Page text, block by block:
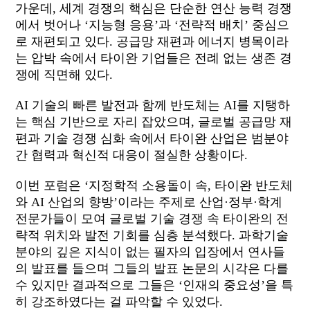
가운데 ,세계 경쟁의 핵심은 단순한 연산 능력 경쟁
에서 벗어나 ‘지능형 응용’과 ‘전략적 배치 ’ 중심으
로 재편되고 있다. 공급망 재편과 에너지
병목이라
는 압박 속에서 타이완 기업들은 전례 없는 생존 경
쟁에
직면해 있다.
AI 기술의 빠른 발전과 함께 반도체는 AI를 지탱하
는 핵심 기반으로 자리 잡았으며 , 글로벌 공급망 재
편과 기술 경쟁 심화 속에서 타이완 산업은 범분야
간 협력과 혁신적 대응이 절실한 상황이다.
이번 포럼은 ‘지정학적 소용돌이 속, 타이완 반도체
와 AI산업의 향방’이라는 주제로 산업 ·정부·학계
전문가들이
모여 글로벌 기술 경쟁 속 타이완의 전
략적 위치와 발전 기회를 심층 분석했다. 과학기술
분야의 깊은 지식이 없는 필자의 입장에서 연사들
의 발표를 들으며 그들의 발표 논문의 시각은 다를
수 있지만 결과적으로 그들은 ‘인재의 중요성’을 특
히 강조하였다는 걸 파악할 수 있었다.